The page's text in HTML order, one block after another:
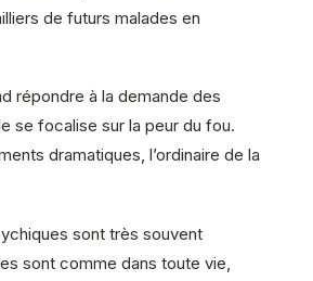
de futurs malades en
répondre à la demande des
se focalise sur la peur du fou.
dramatiques, l’ordinaire de la
sont très souvent
sont comme dans toute vie,